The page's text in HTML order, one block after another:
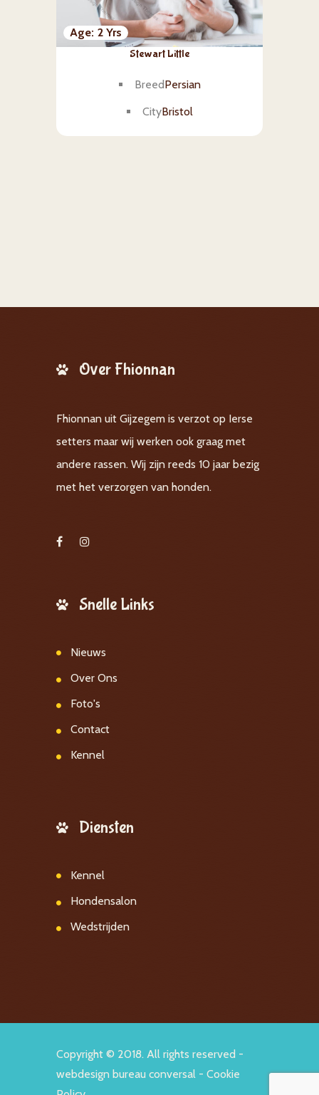
Age 2 Yrs
Stewart Little
BreedPersian
CityBristol
Over Fhionnan
Fhionnan uit Gijzegem is verzot op Ierse
setters maar wij werken ook graag met
andere rassen. Wij zijn reeds 10 jaar bezig
met het verzorgen van honden.
Snelle Links
Nieuws
Over Ons
Foto's
Contact
Kennel
Diensten
Kennel
Hondensalon
Wedstrijden
Copyright © 2018. All rights reserved -
webdesign bureau conversal - Cookie